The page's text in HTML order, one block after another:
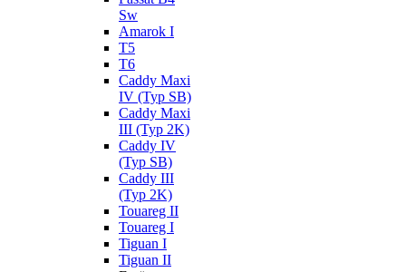
Sw
Amarok I
T5
T6
Caddy Maxi
IV (Typ SB)
Caddy Maxi
III (Typ 2K)
Caddy IV
(Typ SB)
Caddy III
(Typ 2K)
Touareg II
Touareg I
Tiguan I
Tiguan II